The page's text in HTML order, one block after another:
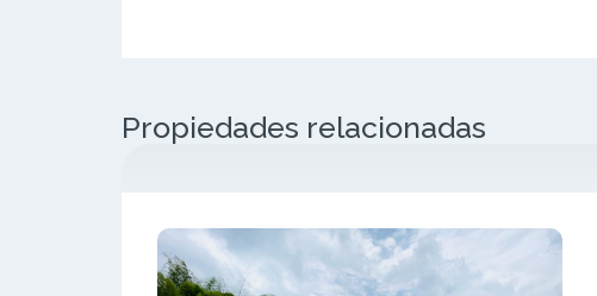
Propiedades relacionadas